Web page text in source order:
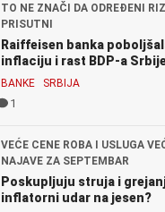
TO NE ZNAČI DA ODREĐENI
PRISUTNI
Raiffeisen banka
inflaciju i rast BDP-a
BANKE SRBIJA
1
VEĆE CENE ROBA I USLUGA
NAJAVE ZA SEPTEMBAR
Poskupljuju struja i
inflatorni udar na jesen?